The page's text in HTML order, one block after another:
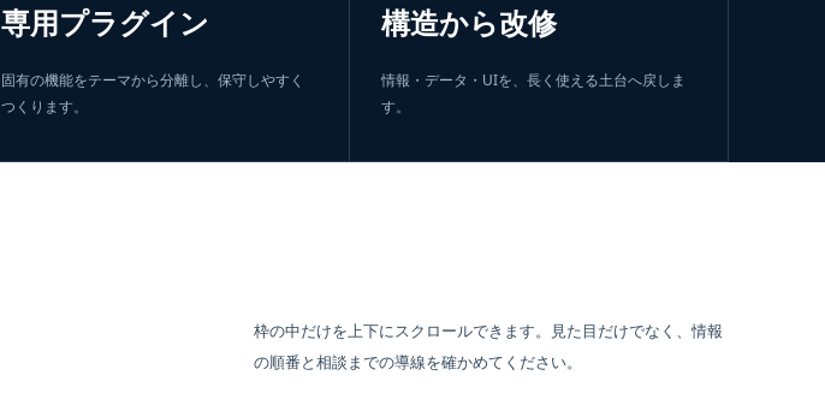
専用プラグイン
固有の機能をテーマから分離し、保守しやすく
つくります。
構造から改修
情報・データ・UIを、長く使える土台へ戻しま
す。
枠の中だけを上下にスクロールできます。見た目だけでなく、情報
の順番と相談までの導線を確かめてください。